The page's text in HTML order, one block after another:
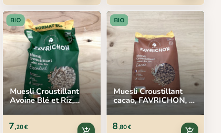
BIO
Muesli Croustillant
Avoine Blé et Riz,
FAVRICHON, 1 kg
7,20 €
BIO
Muesli Croustillant
cacao, FAVRICHON, 1
8,80 €